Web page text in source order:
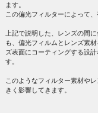
ます。
この偏光フィルターによって
上記で説明した、レンズの間
も、偏光フィルムとレンズ素
ズ表面にコーティングする設
す。
このようなフィルター素材や
きく影響してきます。